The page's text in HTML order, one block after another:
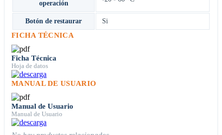
operación
Botón de restaurar Si
FICHA TÉCNICA
Ficha Técnica
Hoja de datos
MANUAL DE USUARIO
Manual de Usuario
Manual de Usuario